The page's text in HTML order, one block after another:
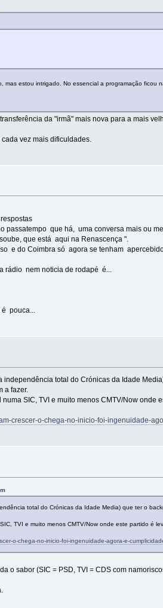
estou intrigado. No essencial a programação ficou
da "irmã" mais nova para a mais
vez mais dificuldades.
que há, uma conversa mais ou
que está aqui na Renascença ".
e do Coimbra só agora se tenham
rádio nem noticia de rodapé é...
é pouca...
total do Crónicas da Idade
a fazer.
SIC, TVI e muito menos CMTV/Now onde
crescer-o-chega-no-inicio-foi-ingenuidade-
total do Crónicas da Idade Media) que ter o
TVI e muito menos CMTV/Now onde este partido é
o-chega-no-inicio-foi-ingenuidade-agora-e-
o sabor (SIC = PSD, TVI = CDS com